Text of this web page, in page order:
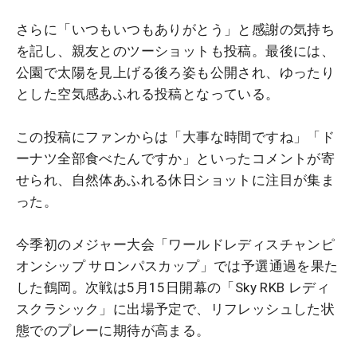
さらに「いつもいつもありがとう」と感謝の気持ち
を記し、親友とのツーショットも投稿。最後には、
公園で太陽を見上げる後ろ姿も公開され、ゆったり
とした空気感あふれる投稿となっている。
この投稿にファンからは「大事な時間ですね」「ド
ーナツ全部食べたんですか」といったコメントが寄
せられ、自然体あふれる休日ショットに注目が集ま
った。
今季初のメジャー大会「ワールドレディスチャンピ
オンシップ サロンパスカップ」では予選通過を果た
した鶴岡。次戦は5月15日開幕の「Sky RKB レディ
スクラシック」に出場予定で、リフレッシュした状
態でのプレーに期待が高まる。